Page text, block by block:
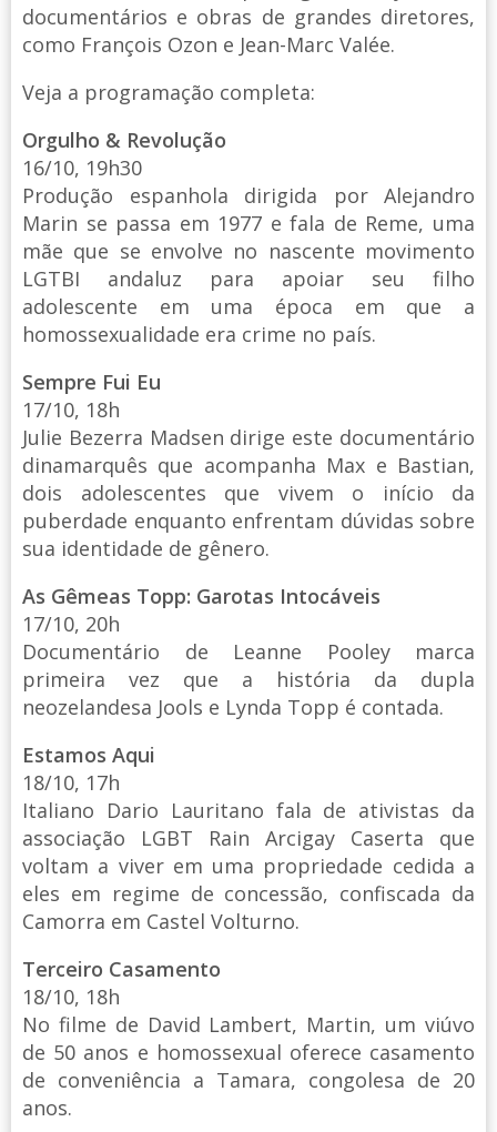
documentários e obras de grandes diretores,
como François Ozon e Jean-Marc Valée.
Veja a programação completa:
Orgulho & Revolução
16/10, 19h30
Produção espanhola dirigida por Alejandro
Marin se passa em 1977 e fala de Reme, uma
mãe que se envolve no nascente movimento
LGTBI andaluz para apoiar seu filho
adolescente em uma época em que a
homossexualidade era crime no país.
Sempre Fui Eu
17/10, 18h
Julie Bezerra Madsen dirige este documentário
dinamarquês que acompanha Max e Bastian,
dois adolescentes que vivem o início da
puberdade enquanto enfrentam dúvidas sobre
sua identidade de gênero.
As Gêmeas Topp: Garotas Intocáveis
17/10, 20h
Documentário de Leanne Pooley marca
primeira vez que a história da dupla
neozelandesa Jools e Lynda Topp é contada.
Estamos Aqui
18/10, 17h
Italiano Dario Lauritano fala de ativistas da
associação LGBT Rain Arcigay Caserta que
voltam a viver em uma propriedade cedida a
eles em regime de concessão, confiscada da
Camorra em Castel Volturno.
Terceiro Casamento
18/10, 18h
No filme de David Lambert, Martin, um viúvo
de 50 anos e homossexual oferece casamento
de conveniência a Tamara, congolesa de 20
anos.